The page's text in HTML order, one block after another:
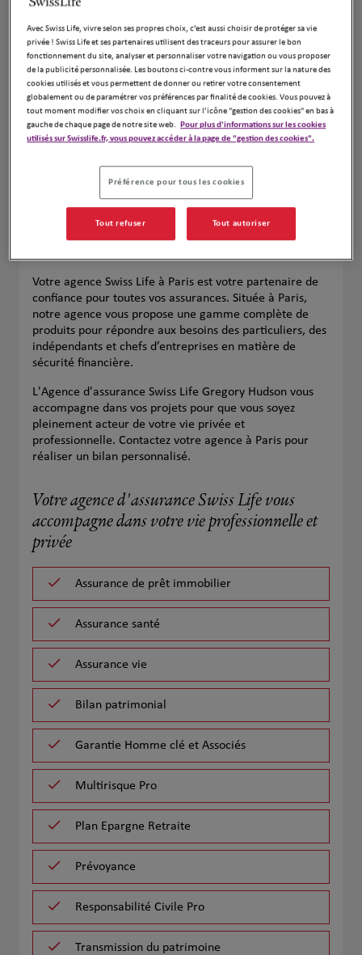
Leaflet| Map ©2026HERE
Naviguer Itinéraire
Votre agence Swiss Life à Paris est votre partenaire de
confiance pour toutes vos assurances. Située à Paris,
notre agence vous propose une gamme complète de
produits pour répondre aux besoins des particuliers, des
indépendants et chefs d’entreprises en matière de
sécurité financière.
L'Agence d'assurance Swiss Life Gregory Hudson vous
accompagne dans vos projets pour que vous soyez
pleinement acteur de votre vie privée et
professionnelle. Contactez votre agence à Paris pour
réaliser un bilan personnalisé.
Votre agence d'assurance Swiss Life vous
accompagne dans votre vie professionnelle et
privée
Assurance de prêt immobilier
Assurance santé
Assurance vie
Bilan patrimonial
Garantie Homme clé et Associés
Multirisque Pro
Plan Epargne Retraite
Prévoyance
Responsabilité Civile Pro
Transmission du patrimoine
Avec Swiss Life, vivre selon ses propres choix, c’est aussi choisir de protéger sa vie
privée ! Swiss Life et ses partenaires utilisent des traceurs pour assurer le bon
fonctionnement du site, analyser et personnaliser votre navigation ou vous proposer
de la publicité personnalisée. Les boutons ci-contre vous informent sur la nature des
cookies utilisés et vous permettent de donner ou retirer votre consentement
globalement ou de paramétrer vos préférences par finalité de cookies. Vous pouvez à
tout moment modifier vos choix en cliquant sur l’icône "gestion des cookies" en bas à
gauche de chaque page de notre site web. Pour plus d'informations sur les cookies
utilisés sur Swisslife.fr, vous pouvez accéder à la page de "gestion des cookies".
Préférence pour tous les cookies
Tout refuser Tout autoriser